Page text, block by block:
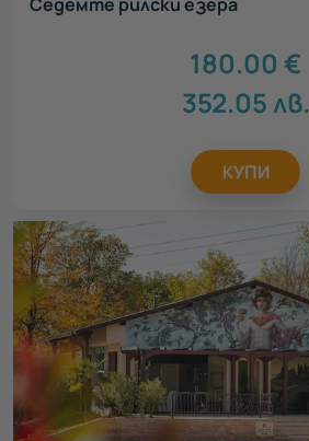
180.00 €
352.05 лв.
КУПИ